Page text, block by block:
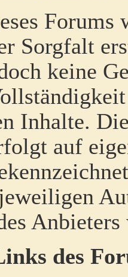
Forums
Sorgfalt
keine
Inhalte.
auf
Anbieters
des